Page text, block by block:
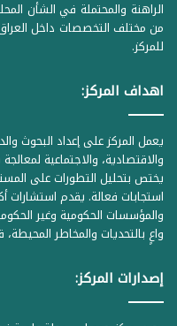
الراهنة والمحتملة في الشأن
من مختلف التخصصات داخل
للمركز.
اهداف المركز:
يعمل المركز على إعداد البحوث
والاقتصادية، والاجتماعية
يختص بتحليل التطورات على
استجابات فعالة. يقدم استشارات
والمؤسسات الحكومية وغير
واعٍ بالتحديات والمخاطر
إصدارات المركز: